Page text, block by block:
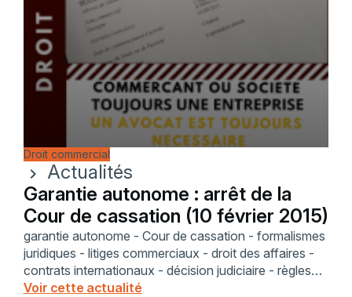
Droit commercial
chevron_right
Actualités
Garantie autonome : arrêt de la
Cour de cassation (10 février 2015)
garantie autonome - Cour de cassation - formalismes
juridiques - litiges commerciaux - droit des affaires -
contrats internationaux - décision judiciaire - règles
CCI - BNP Paribas - analyse juridique.
Voir cette actualité